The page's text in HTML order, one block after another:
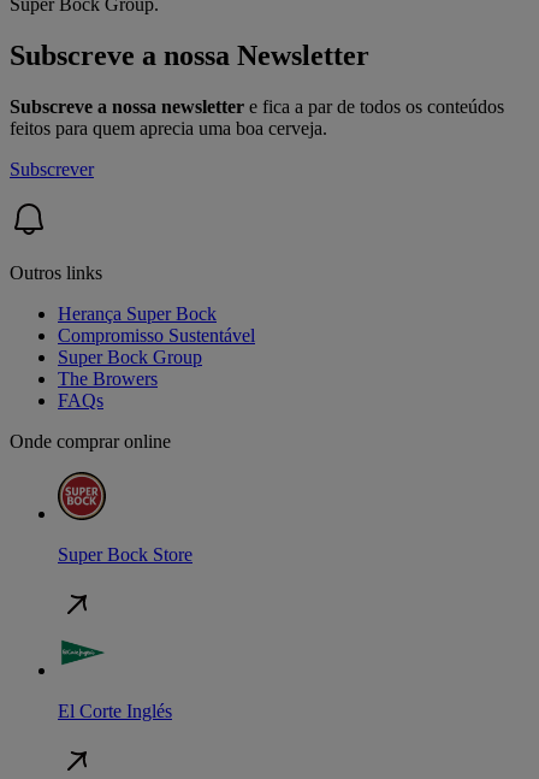
Subscreve a nossa Newsletter
Subscreve a nossa newsletter e fica a par de todos os conteúdos
feitos para quem aprecia uma boa cerveja.
Subscrever
Outros links
Herança Super Bock
Compromisso Sustentável
Super Bock Group
The Browers
FAQs
Onde comprar online
Super Bock Store
El Corte Inglés